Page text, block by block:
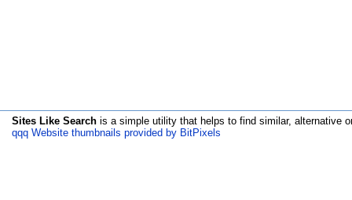
Sites Like Search is a simple utility that helps to find similar, alternative
qqq Website thumbnails provided by BitPixels